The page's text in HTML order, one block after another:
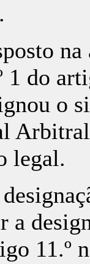
1 do
o
legal.
a
11.º